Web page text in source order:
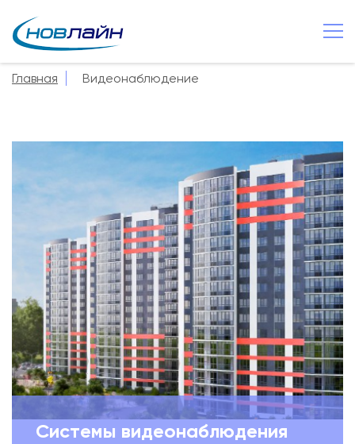
Великий Новгород
Сервисы
Услуги
Смотрёшка
Поддержка
Зона охвата
Способы оплаты
Контакты
Подключиться
Акции
Личный кабинет
Главная Видеонаблюдение
Системы видеонаблюдения